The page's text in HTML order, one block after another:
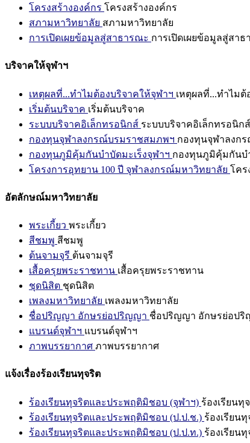
โครงสร้างองค์กร โครงสร้างองค์กร
สภามหาวิทยาลัย สภามหาวิทยาลัย
การเปิดเผยข้อมูลสู่สาธารณะ การเปิดเผยข้อมูลสู่สาธ
บริจาคให้จุฬาฯ
เหตุผลที่...ทำไมต้องบริจาคให้จุฬาฯ เหตุผลที่...ทำไมต้
เริ่มต้นบริจาค เริ่มต้นบริจาค
ระบบบริจาคอิเล็กทรอนิกส์ ระบบบริจาคอิเล็กทรอนิกส์
กองทุนจุฬาลงกรณ์บรมราชสมภพฯ กองทุนจุฬาลงก
กองทุนภูมิคุ้มกันบำบัดมะเร็งจุฬาฯ กองทุนภูมิคุ้มกันบ
โครงการอุทยาน 100 ปี จุฬาลงกรณ์มหาวิทยาลัย โคร
อัตลักษณ์มหาวิทยาลัย
พระเกี้ยว พระเกี้ยว
สีชมพู สีชมพู
ต้นจามจุรี ต้นจามจุรี
เสื้อครุยพระราชทาน เสื้อครุยพระราชทาน
ชุดนิสิต ชุดนิสิต
เพลงมหาวิทยาลัย เพลงมหาวิทยาลัย
ชื่อปริญญา อักษรย่อปริญญา ชื่อปริญญา อักษรย่อปริ
แบรนด์จุฬาฯ แบรนด์จุฬาฯ
ภาพบรรยากาศ ภาพบรรยากาศ
แจ้งเรื่องร้องเรียนทุจริต
ร้องเรียนทุจริตและประพฤติมิชอบ (จุฬาฯ) ร้องเรียนทุ
ร้องเรียนทุจริตและประพฤติมิชอบ (ป.ป.ช.) ร้องเรียน
ร้องเรียนทุจริตและประพฤติมิชอบ (ป.ป.ท.) ร้องเรียน